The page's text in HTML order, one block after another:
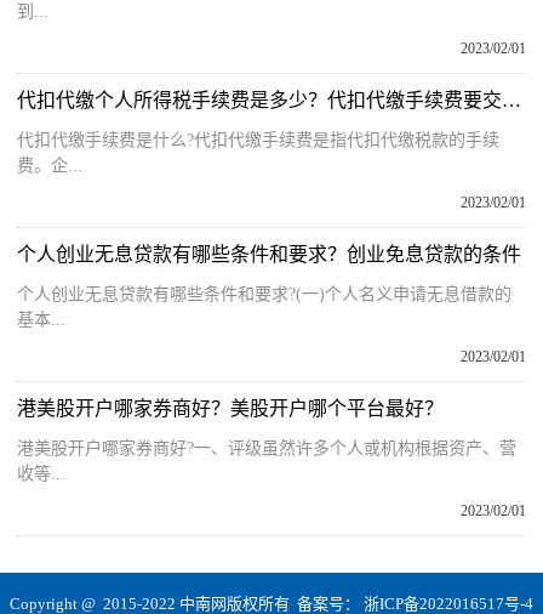
到...
2023/02/01
代扣代缴个人所得税手续费是多少？代扣代缴手续费要交增值税吗?
代扣代缴手续费是什么?代扣代缴手续费是指代扣代缴税款的手续
费。企...
2023/02/01
个人创业无息贷款有哪些条件和要求？创业免息贷款的条件
个人创业无息贷款有哪些条件和要求?(一)个人名义申请无息借款的
基本...
2023/02/01
港美股开户哪家券商好？美股开户哪个平台最好？
港美股开户哪家券商好?一、评级虽然许多个人或机构根据资产、营
收等...
2023/02/01
Copyright @ 2015-2022 中南网版权所有 备案号： 浙ICP备2022016517号-4